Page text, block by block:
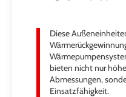
Diese
bieten nicht nur
Abmessungen,
Einsatzfähigkeit.